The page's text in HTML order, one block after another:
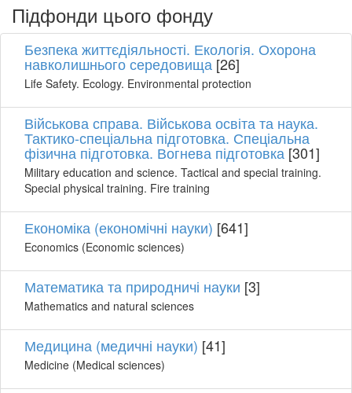
Підфонди цього фонду
Безпека життєдіяльності. Екологія. Охорона
навколишнього середовища [26]
Life Safety. Ecology. Environmental protection
Військова справа. Військова освіта та наука.
Тактико-спеціальна підготовка. Спеціальна
фізична підготовка. Вогнева підготовка [301]
Military education and science. Tactical and special training.
Special physical training. Fire training
Економіка (економічні науки) [641]
Economics (Economic sciences)
Математика та природничі науки [3]
Mathematics and natural sciences
Медицина (медичні науки) [41]
Medicine (Medical sciences)